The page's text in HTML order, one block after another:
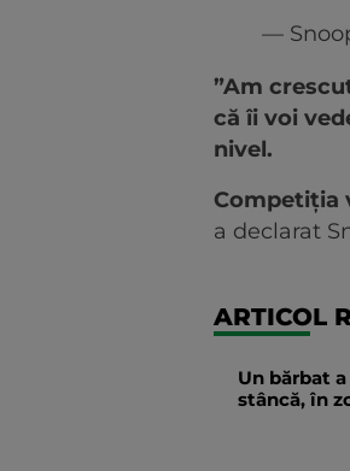
—
”Am
că îi voi
nivel.
Competiția
a declarat
ARTICOL
Un bărbat
stâncă, în